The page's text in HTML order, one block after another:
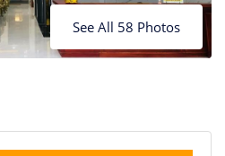
See All 58 Photos